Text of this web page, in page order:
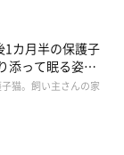
1カ月半の保護子
添って眠る姿に
猫。飼い主さんの家